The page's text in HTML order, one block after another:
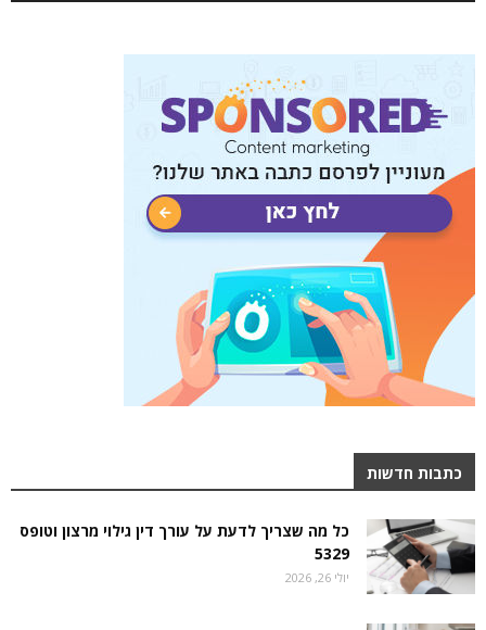
כתבות חדשות
כל מה שצריך לדעת על עורך דין גילוי מרצון וטופס
5329
יולי 26, 2026